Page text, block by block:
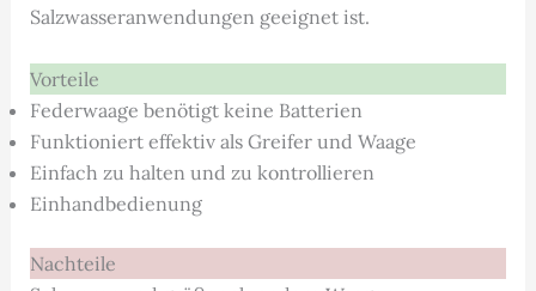
Salzwasseranwendungen geeignet ist.
Vorteile
Federwaage benötigt keine Batterien
Funktioniert effektiv als Greifer und Waage
Einfach zu halten und zu kontrollieren
Einhandbedienung
Nachteile